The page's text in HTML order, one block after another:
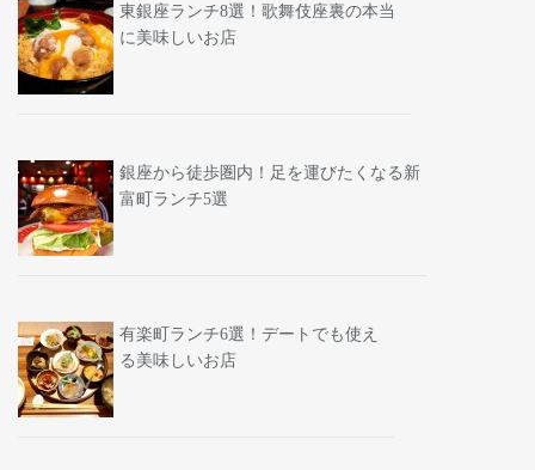
東銀座ランチ8選！歌舞伎座裏の本当
に美味しいお店
銀座から徒歩圏内！足を運びたくなる新
富町ランチ5選
有楽町ランチ6選！デートでも使え
る美味しいお店